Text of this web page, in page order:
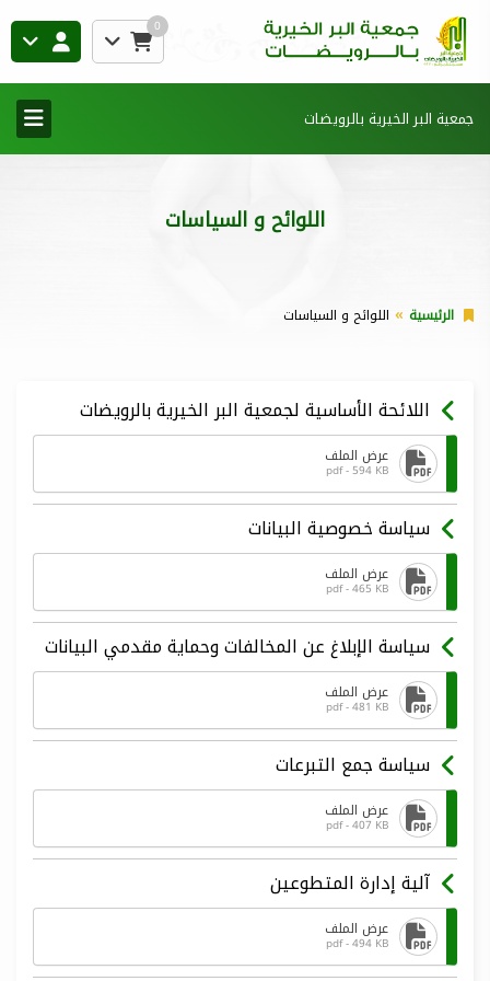
0
جمعية البر الخيرية بالرويضات
اللوائح و السياسات
الرئيسية اللوائح و السياسات
اللائحة الأساسية لجمعية البر الخيرية بالرويضات
عرض الملف
pdf - 594 KB
سياسة خصوصية البيانات
عرض الملف
pdf - 465 KB
سياسة الإبلاغ عن المخالفات وحماية مقدمي البيانات
عرض الملف
pdf - 481 KB
سياسة جمع التبرعات
عرض الملف
pdf - 407 KB
آلية إدارة المتطوعين
عرض الملف
pdf - 494 KB